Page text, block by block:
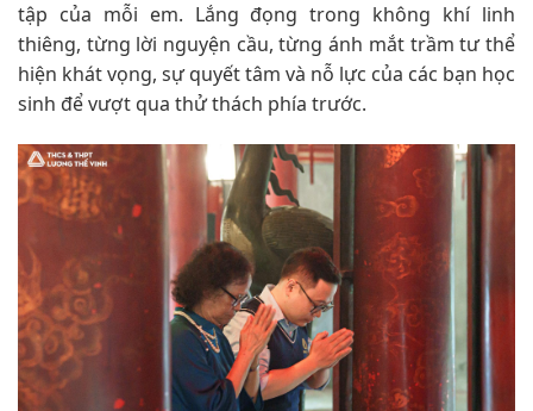
tập của mỗi em. Lắng đọng trong không khí linh
thiêng, từng lời nguyện cầu, từng ánh mắt trầm tư thể
hiện khát vọng, sự quyết tâm và nỗ lực của các bạn học
sinh để vượt qua thử thách phía trước.